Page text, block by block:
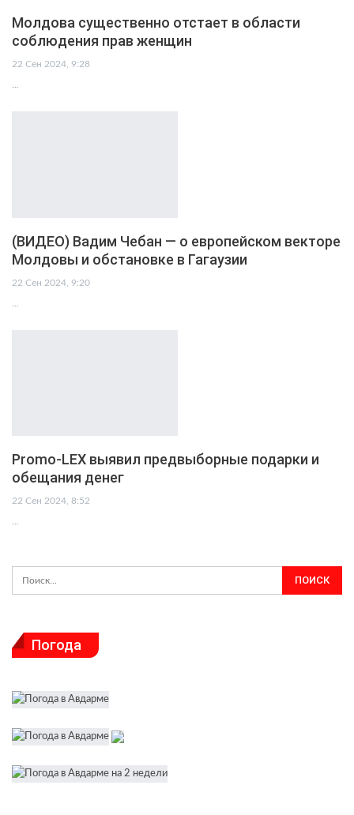
Молдова существенно отстает в области
соблюдения прав женщин
22 Сен 2024, 9:28
…
(ВИДЕО) Вадим Чебан — о европейском векторе
Молдовы и обстановке в Гагаузии
22 Сен 2024, 9:20
Promo-LEX выявил предвыборные подарки и
обещания денег
22 Сен 2024, 8:52
…
Погода